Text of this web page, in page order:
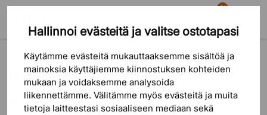
Hallinnoi evästeitä ja valitse ostotapasi
Käytämme evästeitä mukauttaaksemme sisältöä ja
mainoksia käyttäjiemme kiinnostuksen kohteiden
mukaan ja voidaksemme analysoida
liikennettämme. Välitämme myös evästeitä ja muita
tietoja laitteestasi sosiaaliseen mediaan sekä
Etsi
81
Ostoskori
RH toimistotuolit | DPJ-
workspace.com